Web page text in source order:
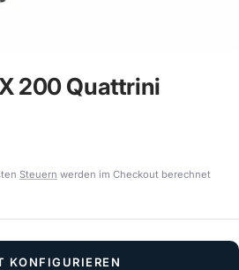
200 Quattrini
Steuern werden im Checkout berechnet
KONFIGURIEREN